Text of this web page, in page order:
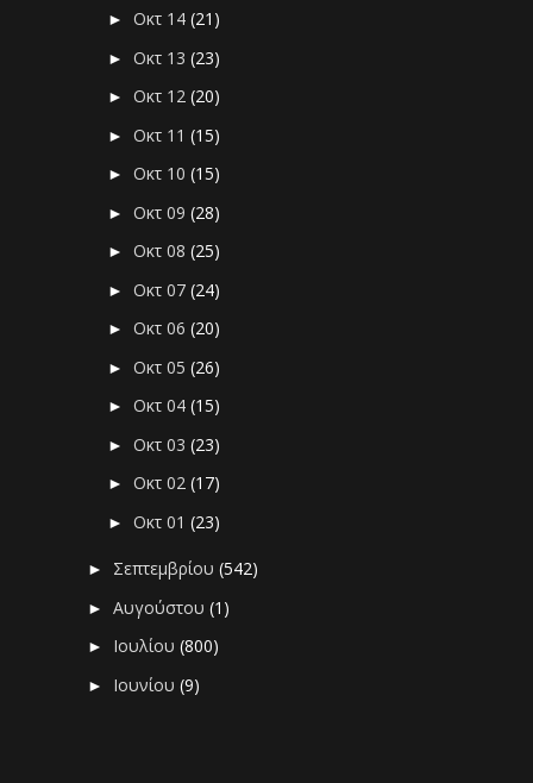
►Οκτ 14(21)
►Οκτ 13(23)
►Οκτ 12(20)
►Οκτ 11(15)
►Οκτ 10(15)
►Οκτ 09(28)
►Οκτ 08(25)
►Οκτ 07(24)
►Οκτ 06(20)
►Οκτ 05(26)
►Οκτ 04(15)
►Οκτ 03(23)
►Οκτ 02(17)
►Οκτ 01(23)
► Σεπτεμβρίου(542)
►Αυγούστου(1)
► Ιουλίου(800)
► Ιουνίου(9)